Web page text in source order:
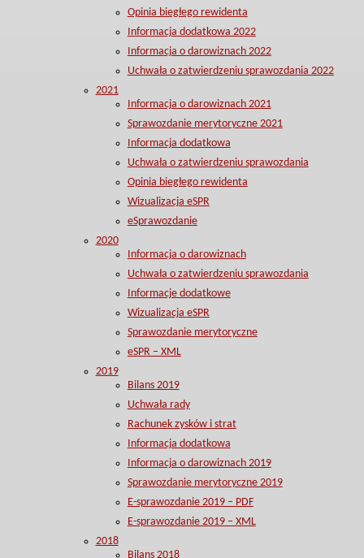
Opinia biegłego rewidenta
Informacja dodatkowa 2022
Informacja o darowiznach 2022
Uchwała o zatwierdzeniu sprawozdania 2022
2021
Informacja o darowiznach 2021
Sprawozdanie merytoryczne 2021
Informacja dodatkowa
Uchwała o zatwierdzeniu sprawozdania
Opinia biegłego rewidenta
Wizualizacja eSPR
eSprawozdanie
2020
Informacja o darowiznach
Uchwała o zatwierdzeniu sprawozdania
Informacje dodatkowe
Wizualizacja eSPR
Sprawozdanie merytoryczne
eSPR – XML
2019
Bilans 2019
Uchwała rady
Rachunek zysków i strat
Informacja dodatkowa
Informacja o darowiznach 2019
Sprawozdanie merytoryczne 2019
E-sprawozdanie 2019 – PDF
E-sprawozdanie 2019 – XML
2018
Bilans 2018